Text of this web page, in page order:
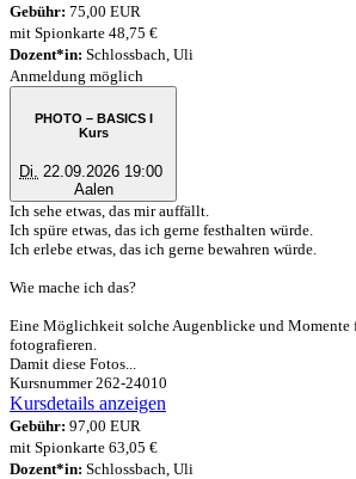
Gebühr: 75,00 EUR
mit Spionkarte 48,75 €
Dozent*in: Schlossbach, Uli
Anmeldung möglich
PHOTO – BASICS I
Kurs
Di.
22.09.2026 19:00
Aalen
Ich sehe etwas, das mir auffällt.
Ich spüre etwas, das ich gerne festhalten würde.
Ich erlebe etwas, das ich gerne bewahren würde.
Wie mache ich das?
Eine Möglichkeit solche Augenblicke und Momente
fotografieren.
Damit diese Fotos...
Kursnummer 262-24010
Kursdetails anzeigen
Gebühr: 97,00 EUR
mit Spionkarte 63,05 €
Dozent*in: Schlossbach, Uli